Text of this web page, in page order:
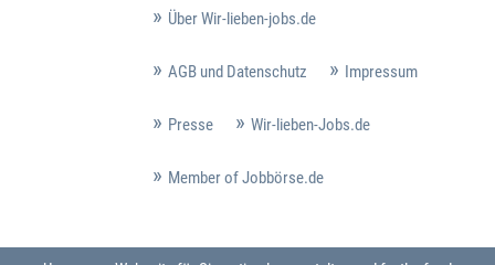
Über Wir-lieben-jobs.de
AGB und Datenschutz Impressum
Presse Wir-lieben-Jobs.de
Member of Jobbörse.de